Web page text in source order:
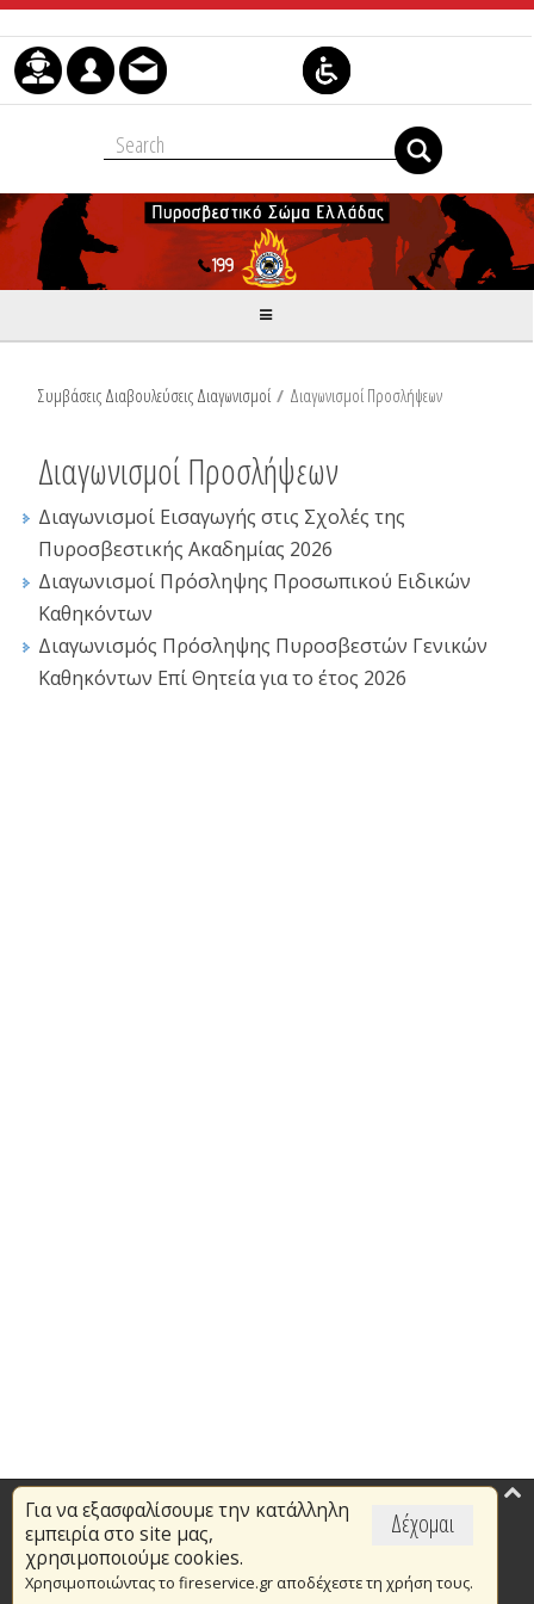
Μετάβαση στο περιεχόμενο
Συμβάσεις Διαβουλεύσεις Διαγωνισμοί / Διαγωνισμοί Προσλήψεων
Διαγωνισμοί Προσλήψεων
Διαγωνισμοί Εισαγωγής στις Σχολές της
Πυροσβεστικής Ακαδημίας 2026
Διαγωνισμοί Πρόσληψης Προσωπικού Ειδικών
Καθηκόντων
Διαγωνισμός Πρόσληψης Πυροσβεστών Γενικών
Καθηκόντων Επί Θητεία για το έτος 2026
Δέχομαι
Για να εξασφαλίσουμε την κατάλληλη
εμπειρία στο site μας,
χρησιμοποιούμε cookies.
Χρησιμοποιώντας το fireservice.gr αποδέχεστε τη χρήση τους.
Επικαιρότητα
Το Πυροσβεστικό Σώμα